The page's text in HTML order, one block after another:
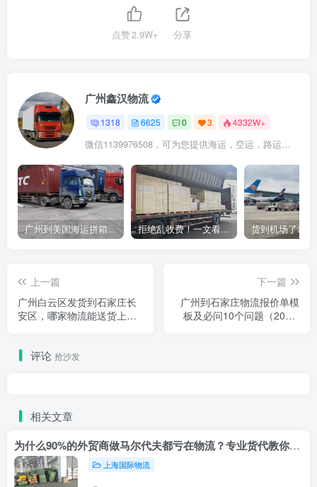
点赞2.9W+ 分享
广州鑫汉物流
1318 6625 0 3 4332W+
微信1139976508，可为您提供海运，空运，路运，铁路运输
广州到美国海运拼箱多少钱？2024年最新运费构成+隐藏费用避坑指南 拒绝乱收费！一文看懂中国货代计费套路，教你避开所有隐形坑
上一篇
广州白云区发货到石家庄长
安区，哪家物流能送货上门
下一篇
广州到石家庄物流报价单模
板及必问10个问题（2026·
评论 抢沙发
相关文章
为什么90%的外贸商做马尔代夫都亏在物流？专业货代教你止损
上海国际物流